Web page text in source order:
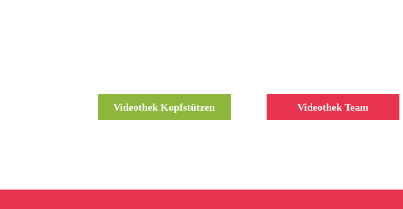
Videothek Kopfstützen Videothek Team